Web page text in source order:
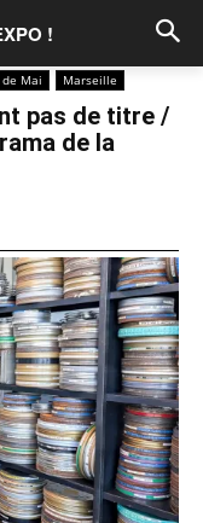
!
Mai Marseille
pas de titre /